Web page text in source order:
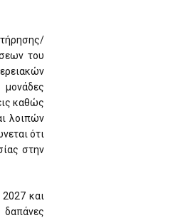
του
μονάδες
καθώς
λοιπών
ότι
στην
και
δαπάνες